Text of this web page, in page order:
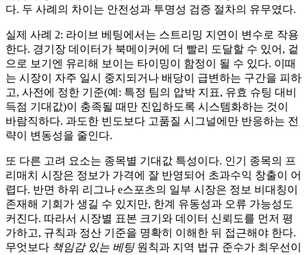
다. 두 사례의 차이는 안전성과 투명성 검증 절차의 유무였다.
실제 사례 2: 라이브 베팅에서는 스트리밍 지연이 변수로 작용
한다. 경기장 데이터가 북메이커에 더 빨리 도달할 수 있어, 겉
으로 보기엔 유리해 보이는 타이밍이 함정이 될 수 있다. 이때
는 시장이 자주 일시 중지되거나 배당이 급변하는 구간을 피하
고, 사전에 정한 기준(예: 특정 팀의 압박 지표, 유효 슈팅 대비
득점 기대값)이 충족될 때만 진입하도록 시스템화하는 것이
바람직하다. 과도한 빈도보다 고품질 시그널에만 반응하는 전
략이 변동성을 줄인다.
또 다른 고려 요소는 종목별 기대값 특성이다. 인기 종목의 프
리매치 시장은 정보가 가격에 잘 반영되어 초과수익 창출이 어
렵다. 반면 하위 리그나 e스포츠의 일부 시장은 정보 비대칭이
존재해 기회가 생길 수 있지만, 한계 유동성과 오류 가능성도
커진다. 따라서 시장별 표본 크기와 데이터 신뢰도를 먼저 평
가하고, 규칙과 정산 기준을 명확히 이해한 뒤 접근해야 한다.
무엇보다 책임감 있는 베팅원칙과 지역 법규 준수가 최우선이